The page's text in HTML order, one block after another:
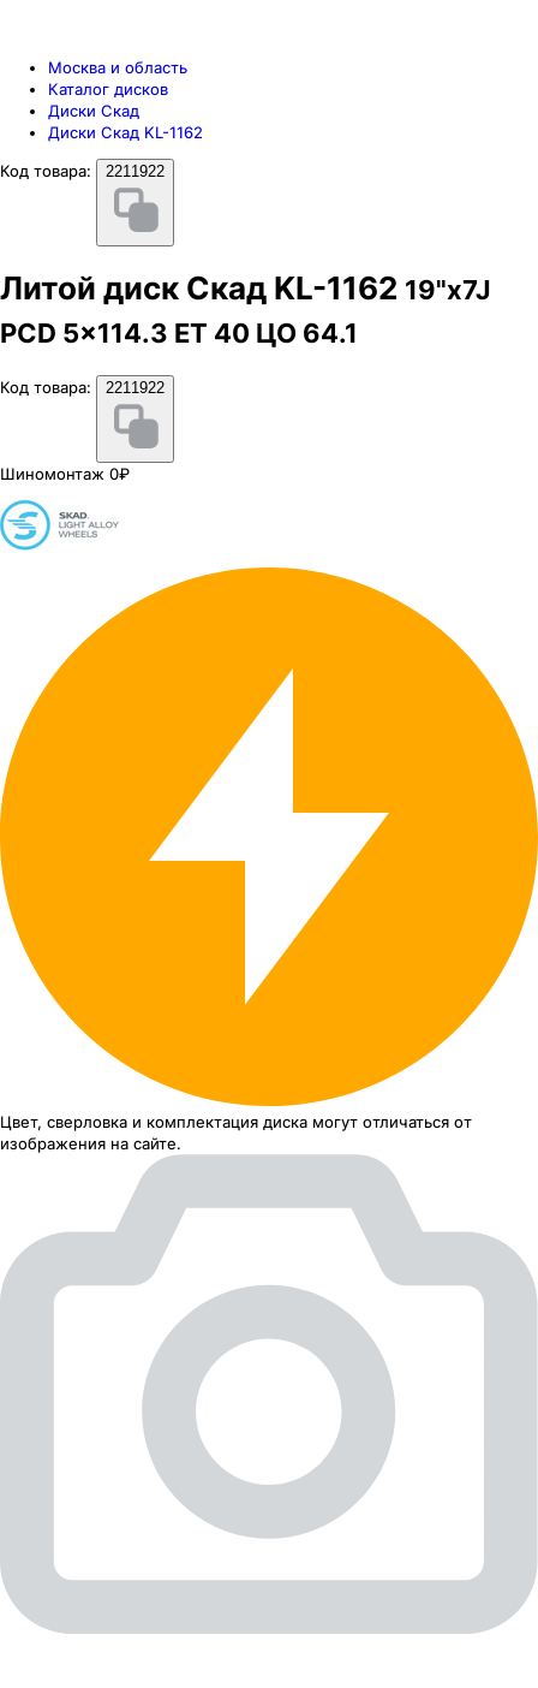
Москва и область
Каталог дисков
Диски Скад
Диски Скад KL-1162
Код товара:
2211922
Литой диск Скад KL-1162 19"x7J
PCD 5x114.3 ЕТ 40 ЦО 64.1
Код товара: 2211922
Шиномонтаж 0₽
Цвет, сверловка и комплектация диска могут отличаться от
изображения на сайте.